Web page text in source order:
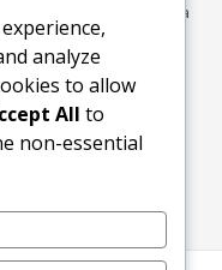
para los canales. La
analyze
to allow
All to
non-essential